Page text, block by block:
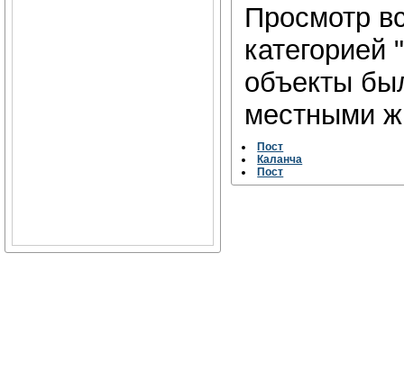
Просмотр
объекты
местными
Пост
Каланча
Пост